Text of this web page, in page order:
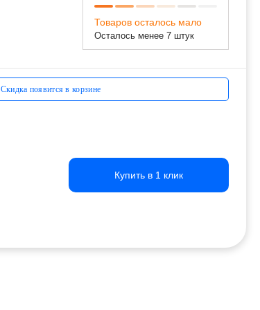
Товаров осталось мало
Осталось менее 7 штук
Скидка появится в корзине
Купить в 1 клик
Купить в 1 клик
Купить в 1 клик